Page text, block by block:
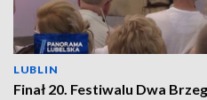
LUBLIN
Finał 20. Festiwalu Dwa